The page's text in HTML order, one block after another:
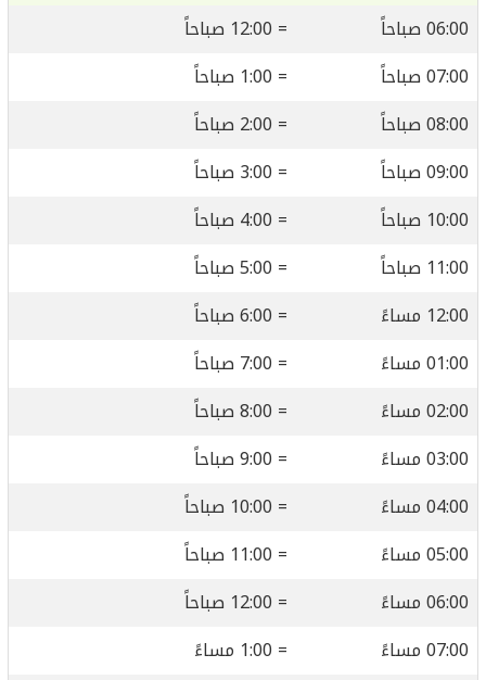
06:00 صباحاً
= 12:00 صباحاً
07:00 صباحاً
= 1:00 صباحاً
08:00 صباحاً
= 2:00 صباحاً
09:00 صباحاً
= 3:00 صباحاً
10:00 صباحاً
= 4:00 صباحاً
11:00 صباحاً
= 5:00 صباحاً
12:00 مساءً
= 6:00 صباحاً
01:00 مساءً
= 7:00 صباحاً
02:00 مساءً
= 8:00 صباحاً
03:00 مساءً
= 9:00 صباحاً
04:00 مساءً
= 10:00 صباحاً
05:00 مساءً
= 11:00 صباحاً
06:00 مساءً
= 12:00 صباحاً
07:00 مساءً
= 1:00 مساءً